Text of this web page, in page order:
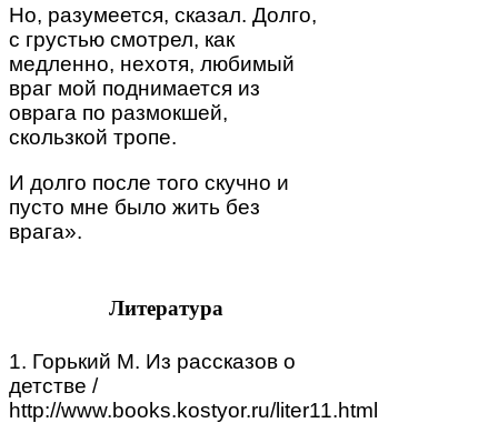
Но, разумеется, сказал. Долго,
с грустью смотрел, как
медленно, нехотя, любимый
враг мой поднимается из
оврага по размокшей,
скользкой тропе.
И долго после того скучно и
пусто мне было жить без
врага».
Литература
1. Горький М. Из рассказов о
детстве /
http://www.books.kostyor.ru/liter11.html